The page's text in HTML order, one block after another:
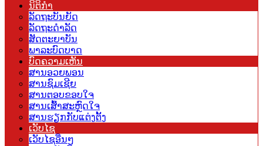
ນິຕິກຳ
ລັດຖະບັນຍັດ
ລັດຖະດຳລັດ
ສັດຕະຍາບັນ
ພາລະບົດບາດ
ບົດຄວາມເຫັນ
ສານອວຍພອນ
ສານຊົມເຊີຍ
ສານຕອບຂອບໃຈ
ສານເສົ້າສະຫຼົດໃຈ
ສານຮຽກກັບແຕ່ງຕັ້ງ
ເວັບໄຊ
ເວັບໄຊອື່ນໆ